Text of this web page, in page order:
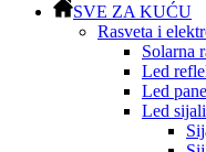
SVE ZA KUĆU
Rasveta i
Solarna
Led
Led
Led